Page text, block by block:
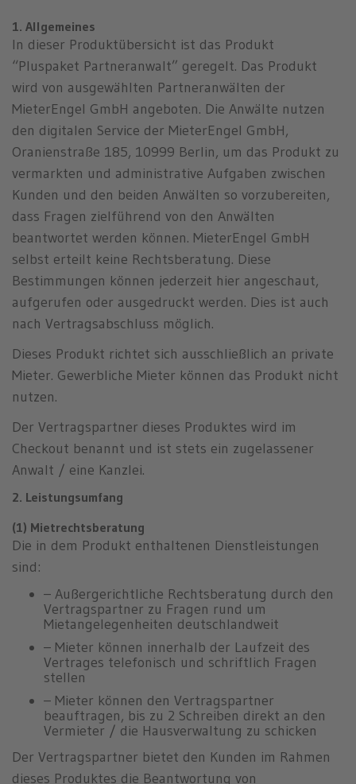
1. Allgemeines
In dieser Produktübersicht ist das Produkt
“Pluspaket Partneranwalt” geregelt. Das Produkt
wird von ausgewählten Partneranwälten der
MieterEngel GmbH angeboten. Die Anwälte nutzen
den digitalen Service der MieterEngel GmbH,
Oranienstraße 185, 10999 Berlin, um das Produkt zu
vermarkten und administrative Aufgaben zwischen
Kunden und den beiden Anwälten so vorzubereiten,
dass Fragen zielführend von den Anwälten
beantwortet werden können. MieterEngel GmbH
selbst erteilt keine Rechtsberatung. Diese
Bestimmungen können jederzeit hier angeschaut,
aufgerufen oder ausgedruckt werden. Dies ist auch
nach Vertragsabschluss möglich.
Dieses Produkt richtet sich ausschließlich an private
Mieter. Gewerbliche Mieter können das Produkt nicht
nutzen.
Der Vertragspartner dieses Produktes wird im
Checkout benannt und ist stets ein zugelassener
Anwalt / eine Kanzlei.
2. Leistungsumfang
(1) Mietrechtsberatung
Die in dem Produkt enthaltenen Dienstleistungen
sind:
– Außergerichtliche Rechtsberatung durch den
Vertragspartner zu Fragen rund um
Mietangelegenheiten deutschlandweit
– Mieter können innerhalb der Laufzeit des
Vertrages telefonisch und schriftlich Fragen
stellen
– Mieter können den Vertragspartner
beauftragen, bis zu 2 Schreiben direkt an den
Vermieter / die Hausverwaltung zu schicken
Der Vertragspartner bietet den Kunden im Rahmen
dieses Produktes die Beantwortung von